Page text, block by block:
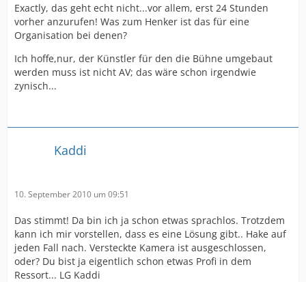
Exactly, das geht echt nicht...vor allem, erst 24 Stunden
vorher anzurufen! Was zum Henker ist das für eine
Organisation bei denen?
Ich hoffe,nur, der Künstler für den die Bühne umgebaut
werden muss ist nicht AV; das wäre schon irgendwie
zynisch...
Kaddi
10. September 2010 um 09:51
Das stimmt! Da bin ich ja schon etwas sprachlos. Trotzdem
kann ich mir vorstellen, dass es eine Lösung gibt.. Hake auf
jeden Fall nach. Versteckte Kamera ist ausgeschlossen,
oder? Du bist ja eigentlich schon etwas Profi in dem
Ressort... LG Kaddi